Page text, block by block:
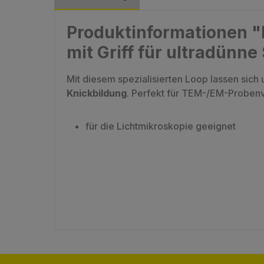
Produktinformationen
mit Griff für ultradünne
Mit diesem spezialisierten Loop lassen
Knickbildung. Perfekt für TEM-/EM-
für die Lichtmikroskopie geeignet